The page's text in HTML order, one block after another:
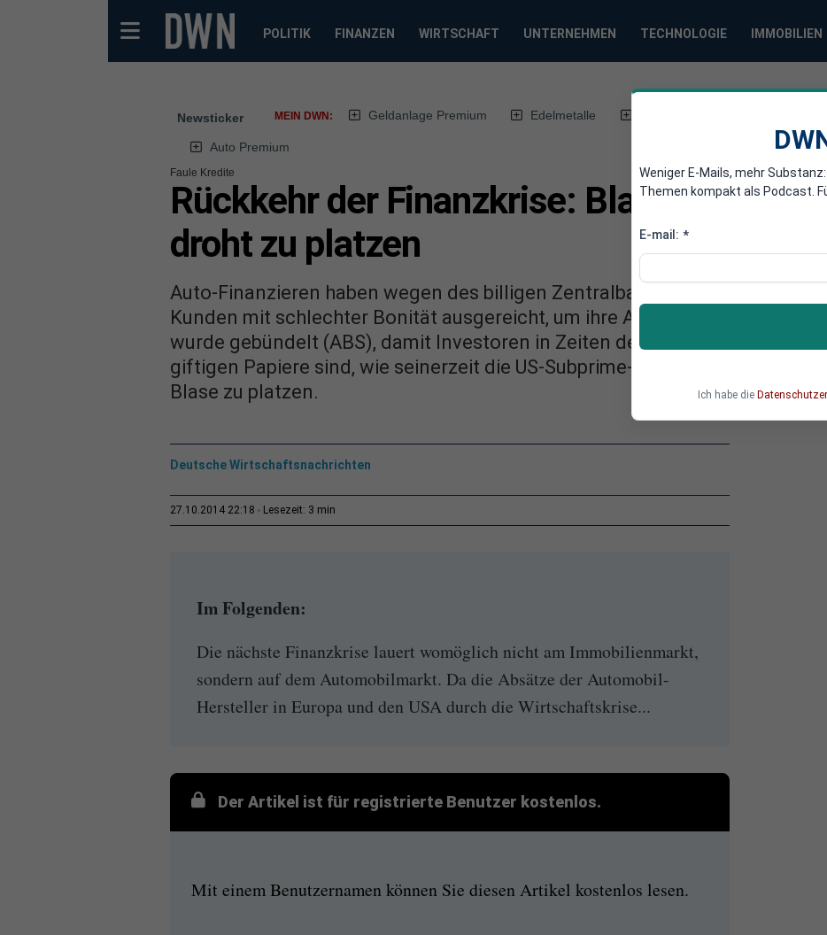
POLITIK FINANZEN WIRTSCHAFT UNTERNEHMEN TECHNOLOGIE IMMOBILIEN
Newsticker MEIN DWN: Geldanlage Premium Edelmetalle
Auto Premium
Faule Kredite
Rückkehr der Finanzkrise: Blase bei
droht zu platzen
Auto-Finanzieren haben wegen des billigen Zentralbank-Geldes offenbar
Kunden mit schlechter Bonität ausgereicht, um ihre Absätze anzukurbeln.
wurde gebündelt (ABS), damit Investoren in Zeiten der Null-Zinsen Rendite
giftigen Papiere sind, wie seinerzeit die US-Subprime-Kredite, weltweit
Blase zu platzen.
Deutsche Wirtschaftsnachrichten
27.10.2014 22:18 Lesezeit: 3 min
Im Folgenden:
Die nächste Finanzkrise lauert womöglich nicht am Immobilienmarkt,
sondern auf dem Automobilmarkt. Da die Absätze der Automobil-
Hersteller in Europa und den USA durch die Wirtschaftskrise...
Der Artikel ist für registrierte Benutzer kostenlos.
Mit einem Benutzernamen können Sie diesen Artikel kostenlos lesen.
Weniger E-Mails, mehr
Themen kompakt als Podcast.
E-mail: *
Ich habe die